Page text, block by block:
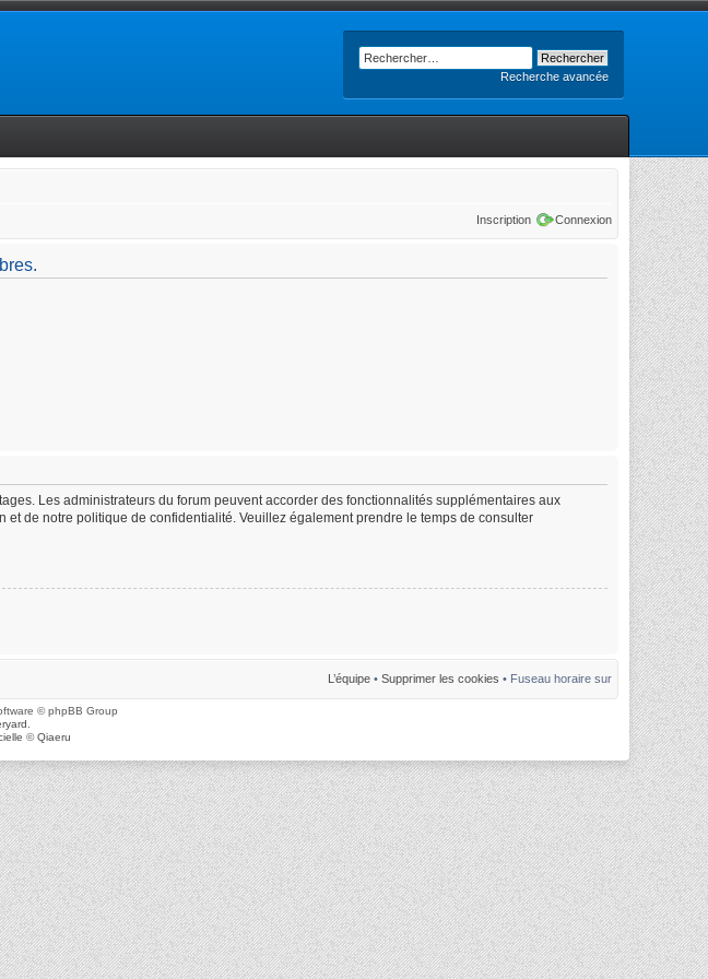
Recherche avancée
Inscription Connexion
Les administrateurs du forum peuvent accorder des fonctionnalités supplémentaires aux
de notre politique de confidentialité. Veuillez également prendre le temps de consulter
L’équipe • Supprimer les cookies • Fuseau horaire sur
© phpBB Group
©Qiaeru